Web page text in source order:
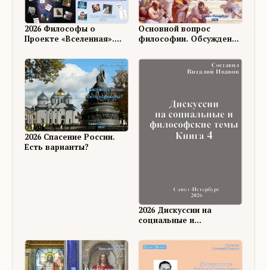
2026 Философы о
Проекте «Вселенная».
Основной вопрос
философии. Обсуждение
2026 Спасение России.
Есть варианты?
2026 Дискуссии на
социальные и